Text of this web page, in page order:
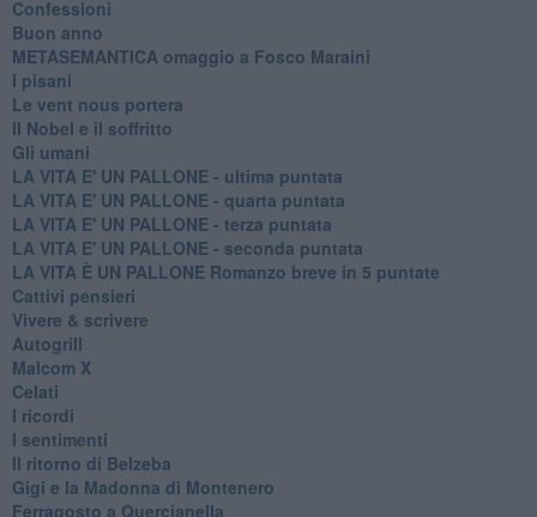
Confessioni
Buon anno
METASEMANTICA omaggio a Fosco Maraini
I pisani
Le vent nous portera
Il Nobel e il soffritto
Gli umani
LA VITA E' UN PALLONE - ultima puntata
LA VITA E' UN PALLONE - quarta puntata
LA VITA E' UN PALLONE - terza puntata
LA VITA E' UN PALLONE - seconda puntata
LA VITA È UN PALLONE Romanzo breve in 5 puntate
Cattivi pensieri
Vivere & scrivere
Autogrill
Malcom X
Celati
I ricordi
I sentimenti
Il ritorno di Belzeba
Gigi e la Madonna di Montenero
Ferragosto a Quercianella